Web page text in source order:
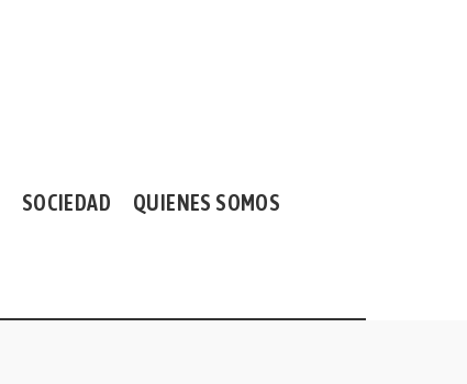
SOCIEDAD QUIENES SOMOS